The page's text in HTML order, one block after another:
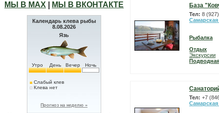
МЫ В МАХ МЫ В ВКОНТАКТЕ
Календарь клева рыбы
8.08.2026
Язь
Утро День Вечер Ночь
Слабый клев
Клева нет
Прогноз на неделю »
База
Тел: 8
Самарская
Рыбалка
Отдых
Экскурсии
Тел: +7
Самарская